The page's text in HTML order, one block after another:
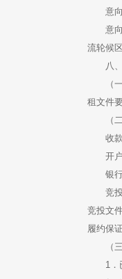
意
意
流轮候
八
（
租文件
（
收
开
银
竞
竞投文
履约保证
（
1．